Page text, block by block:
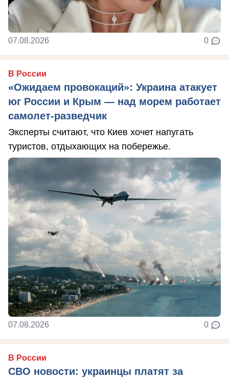
07.08.2026 0
В России
«Ожидаем провокаций»: Украина атакует
юг России и Крым — над морем работает
самолет-разведчик
Эксперты считают, что Киев хочет напугать
туристов, отдыхающих на побережье.
07.08.2026 0
В России
СВО новости: украинцы платят за